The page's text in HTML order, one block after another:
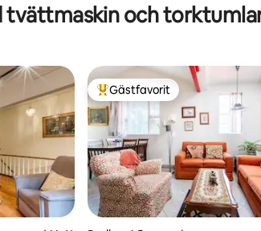
tvättmaskin och
Populär gästfavorit
Gästfavorit